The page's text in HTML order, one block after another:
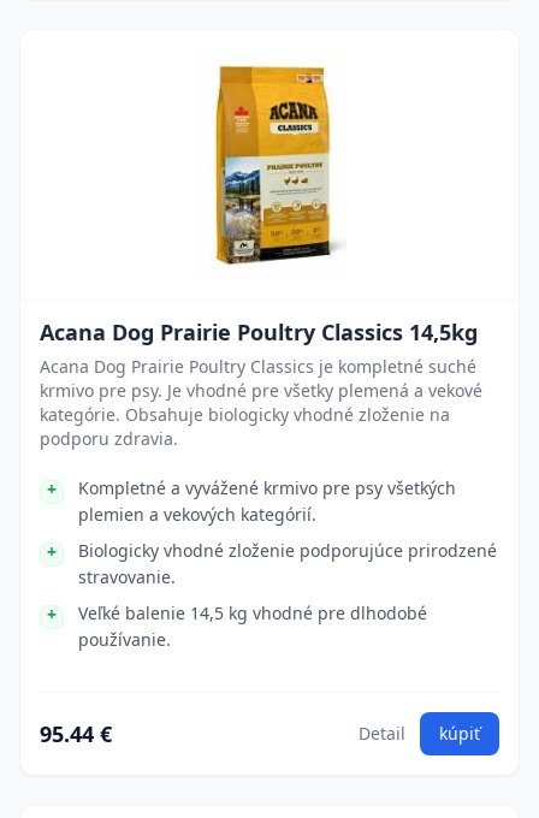
Acana Dog Prairie Poultry Classics 14,5kg
Acana Dog Prairie Poultry Classics je kompletné suché
krmivo pre psy. Je vhodné pre všetky plemená a vekové
kategórie. Obsahuje biologicky vhodné zloženie na
podporu zdravia.
Kompletné a vyvážené krmivo pre psy všetkých
plemien a vekových kategórií.
Biologicky vhodné zloženie podporujúce prirodzené
stravovanie.
Veľké balenie 14,5 kg vhodné pre dlhodobé
používanie.
95.44 € Detail kúpiť